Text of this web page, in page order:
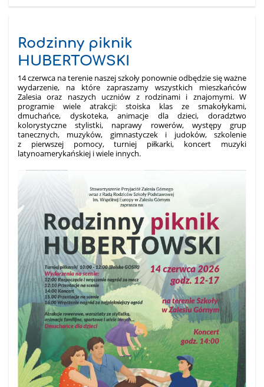
Rodzinny piknik
HUBERTOWSKI
14 czerwca na terenie naszej szkoły ponownie odbędzie się ważne
wydarzenie, na które zapraszamy wszystkich mieszkańców
Zalesia oraz naszych uczniów z rodzinami i znajomymi. W
programie wiele atrakcji: stoiska klas ze smakołykami,
dmuchańce, dyskoteka, animacje dla dzieci, doradztwo
kolorystyczne stylistki, naprawy rowerów, występy grup
tanecznych, muzyków, gimnastyczek i judoków, szkolenie
z pierwszej pomocy, turniej piłkarki, koncert muzyki
latynoamerykańskiej i wiele innych.